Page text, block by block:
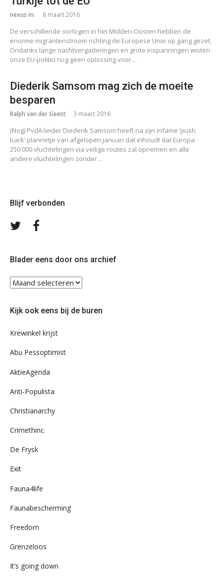
nexus m. 8 maart 2016
De verschillende oorlogen in het Midden-Oosten hebben de
enorme migrantenstroom richting de Europese Unie op gang gezet.
Ondanks lange nachtvergaderingen en grote inspanningen wisten
onze EU-politici nog geen oplossing voor…
Diederik Samsom mag zich de moeite
besparen
Ralph van der Geest 3 maart 2016
(Nog) PvdA-leider Diederik Samsom heeft na zijn infame ‘push
back’ plannetje van afgelopen januari dat inhoudt dat Europa
250.000 vluchtelingen via veilige routes zal opnemen en alle
andere vluchtelingen zonder…
Blijf verbonden
Volg
Blader eens door ons archief
Blader
ons
Kijk ook eens bij de buren
Krewinkel krijst
Abu Pessoptimist
AktieAgenda
Anti-Populista
Christianarchy
Crimethinc
De Frysk
Exit
Fauna4life
Faunabescherming
Freedom
Grenzeloos
It’s going down